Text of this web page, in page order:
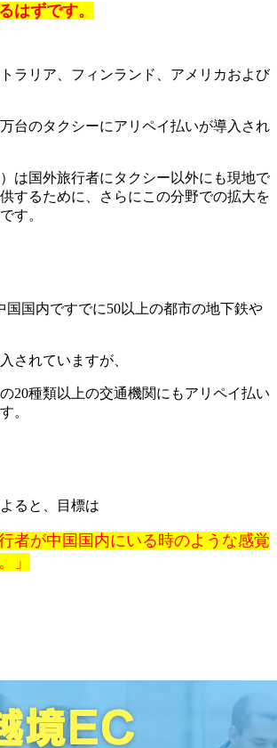
はずです。
ラリア、フィンランド、アメリカおよび
台のタクシーにアリペイ払いが導入され
は国外旅行者にタクシー以外にも現地で
するために、さらにこの分野での拡大を
す。
国国内ですでに50以上の都市の地下鉄や
されていますが、
20種類以上の交通機関にもアリペイ払い
。
ると、目標は
者が中国国内にいる時のような感覚
」